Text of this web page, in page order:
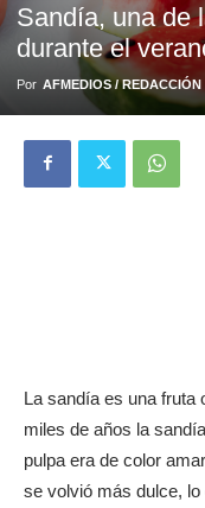
Sandía, una de
durante el
Por AFMEDIOS / REDACCIÓN
La sandía es una fruta
miles de años la
pulpa era de color
se volvió más dulce,